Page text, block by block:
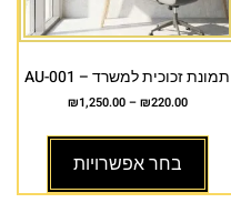
תמונת זכוכית למשרד – AU-001
₪220.00
–
₪1,250.00
בחר אפשרויות